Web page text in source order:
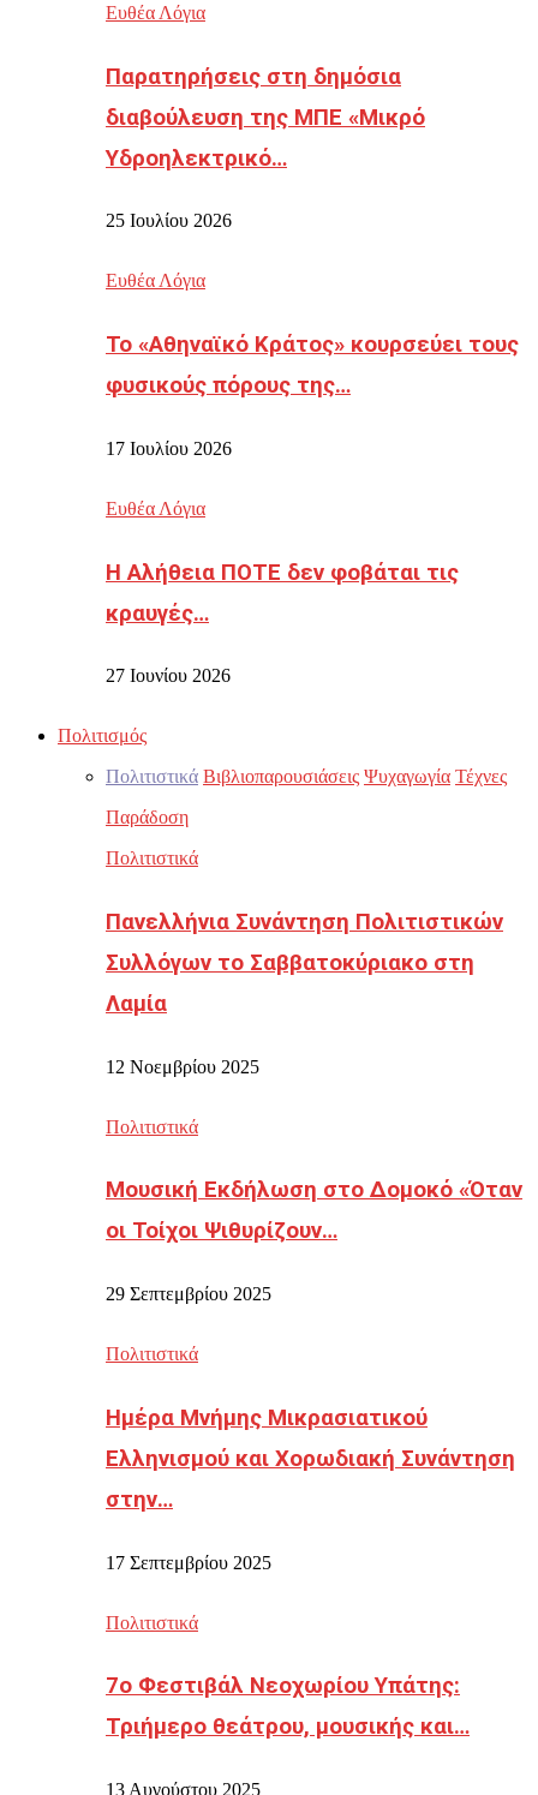
Ευθέα Λόγια
Παρατηρήσεις στη δημόσια
διαβούλευση της ΜΠΕ «Μικρό
Υδροηλεκτρικό…
25 Ιουλίου 2026
Ευθέα Λόγια
Το «Αθηναϊκό Κράτος» κουρσεύει τους
φυσικούς πόρους της…
17 Ιουλίου 2026
Ευθέα Λόγια
Η Αλήθεια ΠΟΤΕ δεν φοβάται τις
κραυγές…
27 Ιουνίου 2026
Πολιτισμός
Πολιτιστικά Βιβλιοπαρουσιάσεις Ψυχαγωγία Τέχνες
Παράδοση
Πολιτιστικά
Πανελλήνια Συνάντηση Πολιτιστικών
Συλλόγων το Σαββατοκύριακο στη
Λαμία
12 Νοεμβρίου 2025
Πολιτιστικά
Μουσική Εκδήλωση στο Δομοκό «Όταν
οι Τοίχοι Ψιθυρίζουν…
29 Σεπτεμβρίου 2025
Πολιτιστικά
Ημέρα Μνήμης Μικρασιατικού
Ελληνισμού και Χορωδιακή Συνάντηση
στην…
17 Σεπτεμβρίου 2025
Πολιτιστικά
7ο Φεστιβάλ Νεοχωρίου Υπάτης:
Τριήμερο θεάτρου, μουσικής και…
13 Αυγούστου 2025